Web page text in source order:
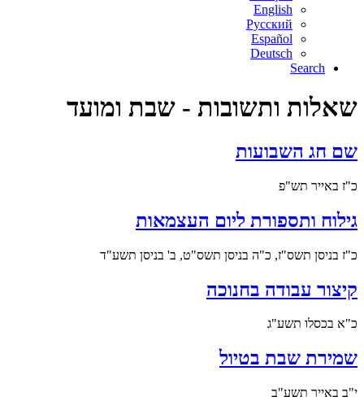
English
Русский
Español
Deutsch
Search
שאלות ותשובות - שבת ומועד
שם חג השבועות
כ"ז באייר תש"פ
גילוח ותספורת ליום העצמאות
כ"ז בניסן תשס"ז, כ"ה בניסן תשס"ט, ב' בניסן תשע"ד
קיצור עבודה בחנוכה
כ"א בכסלו תשע"ג
שמירת שבת בטיול
י"ב באייר תשע"ב